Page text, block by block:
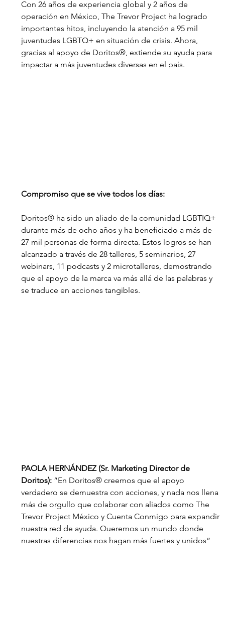
Con 26 años de experiencia global y 2 años de
operación en México, The Trevor Project ha logrado
importantes hitos, incluyendo la atención a 95 mil
juventudes LGBTQ+ en situación de crisis. Ahora,
gracias al apoyo de Doritos®, extiende su ayuda para
impactar a más juventudes diversas en el país.
Compromiso que se vive todos los días:
Doritos® ha sido un aliado de la comunidad LGBTIQ+
durante más de ocho años y ha beneficiado a más de
27 mil personas de forma directa. Estos logros se han
alcanzado a través de 28 talleres, 5 seminarios, 27
webinars, 11 podcasts y 2 microtalleres, demostrando
que el apoyo de la marca va más allá de las palabras y
se traduce en acciones tangibles.
PAOLA HERNÁNDEZ (Sr. Marketing Director de
Doritos): “En Doritos® creemos que el apoyo
verdadero se demuestra con acciones, y nada nos llena
más de orgullo que colaborar con aliados como The
Trevor Project México y Cuenta Conmigo para expandir
nuestra red de ayuda. Queremos un mundo donde
nuestras diferencias nos hagan más fuertes y unidos”